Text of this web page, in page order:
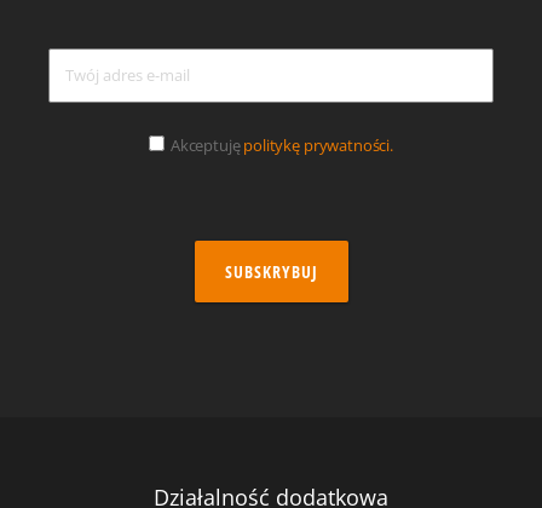
Akceptujępolitykę prywatności.
SUBSKRYBUJ
Działalność dodatkowa